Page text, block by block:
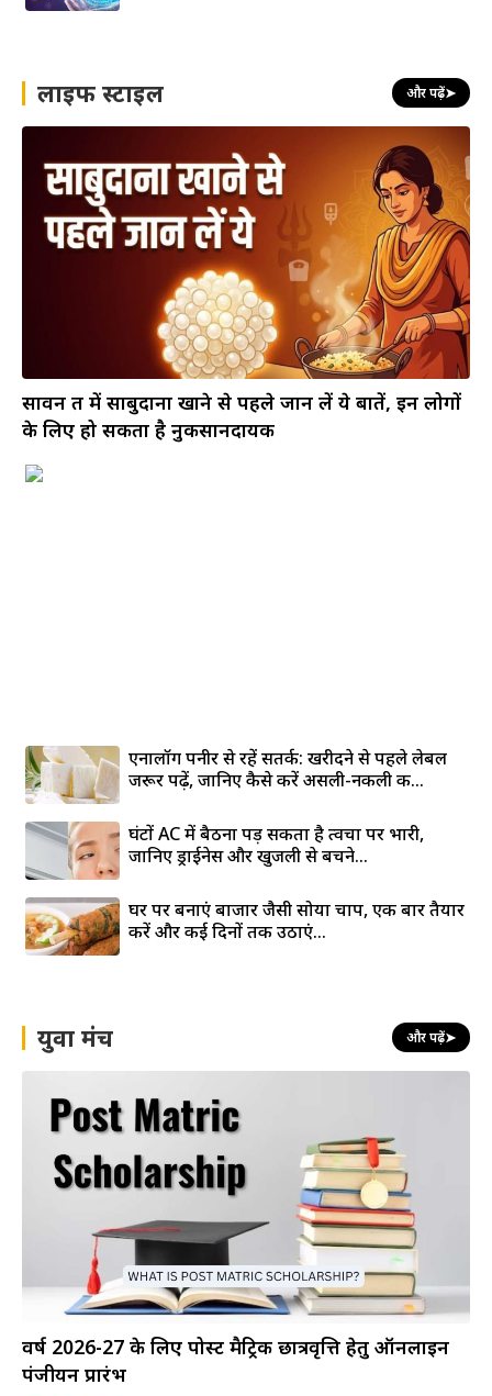
लाइफ स्टाइल और पढ़ें➤
सावन व्रत में साबुदाना खाने से पहले जान लें ये बातें, इन लोगों
के लिए हो सकता है नुकसानदायक
एनालॉग पनीर से रहें सतर्क: खरीदने से पहले लेबल
जरूर पढ़ें, जानिए कैसे करें असली-नकली की...
घंटों AC में बैठना पड़ सकता है त्वचा पर भारी,
जानिए ड्राईनेस और खुजली से बचने...
घर पर बनाएं बाजार जैसी सोया चाप, एक बार तैयार
करें और कई दिनों तक उठाएं...
युवा मंच और पढ़ें➤
वर्ष 2026-27 के लिए पोस्ट मैट्रिक छात्रवृत्ति हेतु ऑनलाइन
पंजीयन प्रारंभ